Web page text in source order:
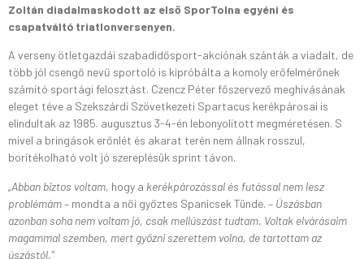
Zoltán diadalmaskodott az első SporTolna egyéni és
csapatváltó triatlonversenyen.
A verseny ötletgazdái szabadidősport-akciónak szánták a viadalt, de
több jól csengő nevű sportoló is kipróbálta a komoly erőfelmérőnek
számító sportági felosztást. Czencz Péter főszervező meghívásának
eleget téve a Szekszárdi Szövetkezeti Spartacus kerékpárosai is
elindultak az 1985. augusztus 3-4-én lebonyolított megméretésen. S
mivel a bringások erőnlét és akarat terén nem állnak rosszul,
borítékolható volt jó szereplésük sprint távon.
„Abban biztos voltam, hogy a kerékpározással és futással nem lesz
problémám– mondta a női győztes Spanicsek Tünde. – Úszásban
azonban soha nem voltam jó, csak mellúszást tudtam. Voltak elvárásaim
magammal szemben, mert győzni szerettem volna, de tartottam az
úszástól.”